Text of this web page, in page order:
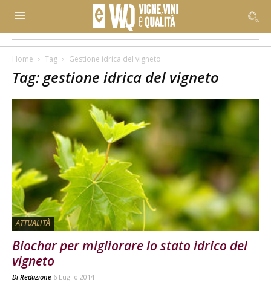
Home Tag Gestione idrica del vigneto
Tag: gestione idrica del vigneto
ATTUALITÀ
Biochar per migliorare lo stato idrico del
vigneto
Di Redazione 6 Luglio 2014